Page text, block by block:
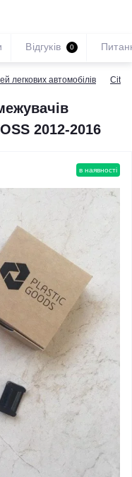
легкових автомобілів
2012-2016
Відгуків 0
в наявності